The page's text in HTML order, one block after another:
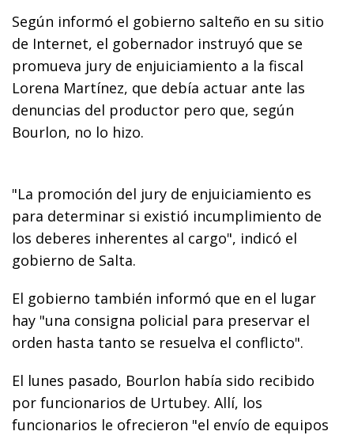
Según informó el gobierno salteño en su sitio
de Internet, el gobernador instruyó que se
promueva jury de enjuiciamiento a la fiscal
Lorena Martínez, que debía actuar ante las
denuncias del productor pero que, según
Bourlon, no lo hizo.
"La promoción del jury de enjuiciamiento es
para determinar si existió incumplimiento de
los deberes inherentes al cargo", indicó el
gobierno de Salta.
El gobierno también informó que en el lugar
hay "una consigna policial para preservar el
orden hasta tanto se resuelva el conflicto".
El lunes pasado, Bourlon había sido recibido
por funcionarios de Urtubey. Allí, los
funcionarios le ofrecieron "el envío de equipos